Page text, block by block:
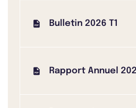
Bulletin 2026 T1
Rapport Annuel